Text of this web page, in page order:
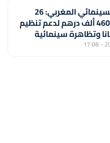
المركز السينمائي المغربي: 26
مليون و460 ألف درهم لدعم تنظيم